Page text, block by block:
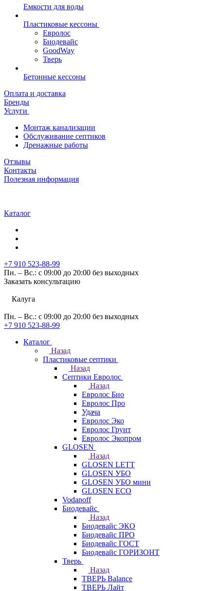
Емкости для воды
Пластиковые кессоны
Евролос
Биодевайс
GoodWay
Тверь
Бетонные кессоны
Оплата и доставка
Бренды
Услуги
Монтаж канализации
Обслуживание септиков
Дренажные работы
Отзывы
Контакты
Полезная информация
Каталог
+7 910 523-88-99
Пн. – Вс.: с 09:00 до 20:00 без выходных
Заказать консультацию
Калуга
Пн. – Вс.: с 09:00 до 20:00 без выходных
+7 910 523-88-99
Каталог
Назад
Пластиковые септики
Назад
Септики Евролос
Назад
Евролос Био
Евролос Про
Удача
Евролос Эко
Евролос Грунт
Евролос Экопром
GLOSEN
Назад
GLOSEN LETT
GLOSEN УБО
GLOSEN УБО мини
GLOSEN ECO
Vodanoff
Биодевайс
Назад
Биодевайс ЭКО
Биодевайс ПРО
Биодевайс ГОСТ
Биодевайс ГОРИЗОНТ
Тверь
Назад
ТВЕРЬ Balance
ТВЕРЬ Лайт